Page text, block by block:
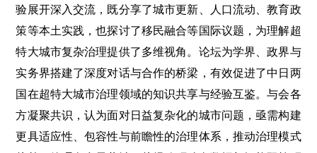
验展开深入交流，既分享了城市更新、人口流动、教育政
策等本土实践，也探讨了移民融合等国际议题，为理解超
特大城市复杂治理提供了多维视角。论坛为学界、政界与
实务界搭建了深度对话与合作的桥梁，有效促进了中日两
国在超特大城市治理领域的知识共享与经验互鉴。与会各
方凝聚共识，认为面对日益复杂化的城市问题，亟需构建
更具适应性、包容性与前瞻性的治理体系，推动治理模式